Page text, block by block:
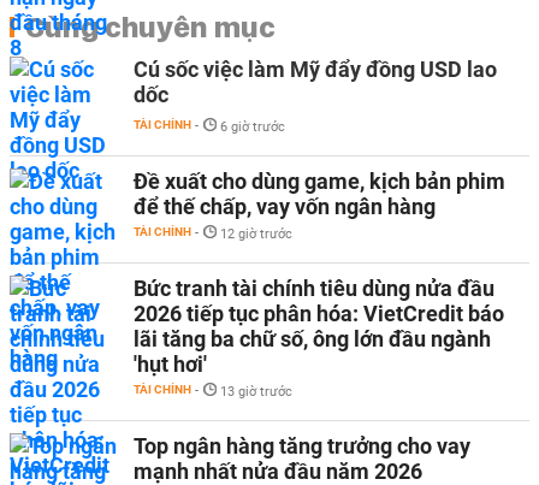
Cùng chuyên mục
Cú sốc việc làm Mỹ đẩy đồng USD lao
dốc
TÀI CHÍNH - 6 giờ trước
Đề xuất cho dùng game, kịch bản phim
để thế chấp, vay vốn ngân hàng
TÀI CHÍNH - 12 giờ trước
Bức tranh tài chính tiêu dùng nửa đầu
2026 tiếp tục phân hóa: VietCredit báo
lãi tăng ba chữ số, ông lớn đầu ngành
'hụt hơi'
TÀI CHÍNH - 13 giờ trước
Top ngân hàng tăng trưởng cho vay
mạnh nhất nửa đầu năm 2026